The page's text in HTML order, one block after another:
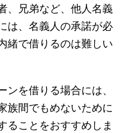
、兄弟など、他人名義
は、名義人の承諾が必
緒で借りるのは難しい
ンを借りる場合には、
族間でもめないために
ることをおすすめしま